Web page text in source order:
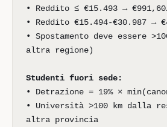
• Reddito ≤ €15.493 →
• Reddito €15.494-€30.987 →
• Spostamento deve essere
altra regione)
Studenti fuori sede:
• Detrazione = 19% ×
• Università >100 km dalla
altra provincia